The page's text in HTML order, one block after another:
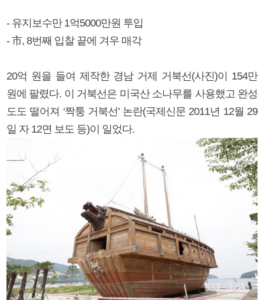
- 유지보수만 1억5000만원 투입
- 市, 8번째 입찰 끝에 겨우 매각
20억 원을 들여 제작한 경남 거제 거북선(사진)이 154만
원에 팔렸다. 이 거북선은 미국산 소나무를 사용했고 완성
도도 떨어져 ‘짝퉁 거북선’ 논란(국제신문 2011년 12월 29
일 자 12면 보도 등)이 일었다.